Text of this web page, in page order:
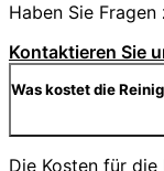
Haben Sie
Kontaktieren Sie
Was kostet die
Die Kosten für